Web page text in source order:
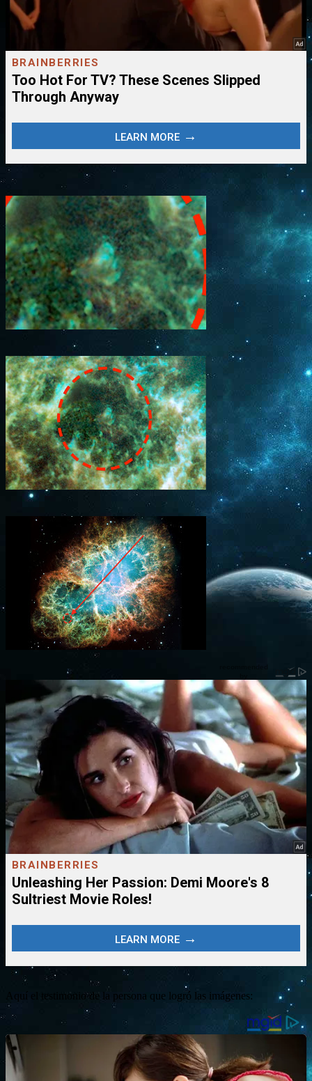
Aquí el testimonio de la persona que logró las imágenes: